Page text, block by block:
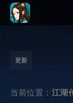
更新
当前位置： 江湖